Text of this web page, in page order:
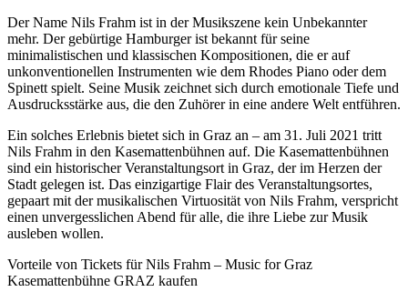
Der Name Nils Frahm ist in der Musikszene kein Unbekannter
mehr. Der gebürtige Hamburger ist bekannt für seine
minimalistischen und klassischen Kompositionen, die er auf
unkonventionellen Instrumenten wie dem Rhodes Piano oder dem
Spinett spielt. Seine Musik zeichnet sich durch emotionale Tiefe und
Ausdrucksstärke aus, die den Zuhörer in eine andere Welt entführen.
Ein solches Erlebnis bietet sich in Graz an – am 31. Juli 2021 tritt
Nils Frahm in den Kasemattenbühnen auf. Die Kasemattenbühnen
sind ein historischer Veranstaltungsort in Graz, der im Herzen der
Stadt gelegen ist. Das einzigartige Flair des Veranstaltungsortes,
gepaart mit der musikalischen Virtuosität von Nils Frahm, verspricht
einen unvergesslichen Abend für alle, die ihre Liebe zur Musik
ausleben wollen.
Vorteile von Tickets für Nils Frahm – Music for Graz
Kasemattenbühne GRAZ kaufen